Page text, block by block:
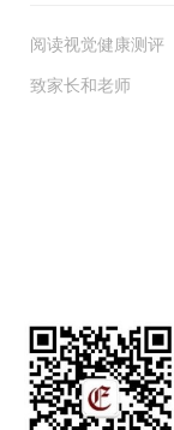
阅读视觉健康测评
致家长和老师